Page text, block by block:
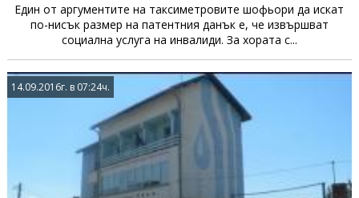
Един от аргументите на таксиметровите шофьори да искат
по-нисък размер на патентния данък е, че извършват
социална услуга на инвалиди. За хората с...
14.09.2016г. в 07:24ч.